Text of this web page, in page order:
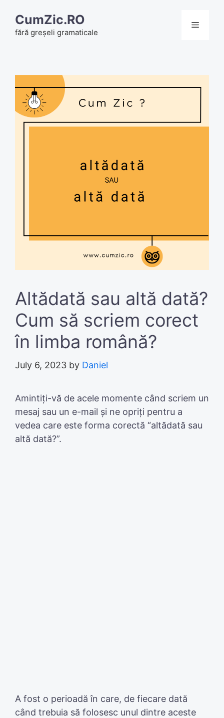
content
CumZic.RO
fără greșeli gramaticale
Menu
Altădată sau altă dată?
Cum să scriem corect
în limba română?
July 6, 2023 by Daniel
Amintiți-vă de acele momente când scriem un
mesaj sau un e-mail și ne opriți pentru a
vedea care este forma corectă “altădată sau
altă dată?”.
A fost o perioadă în care, de fiecare dată
când trebuia să folosesc unul dintre aceste